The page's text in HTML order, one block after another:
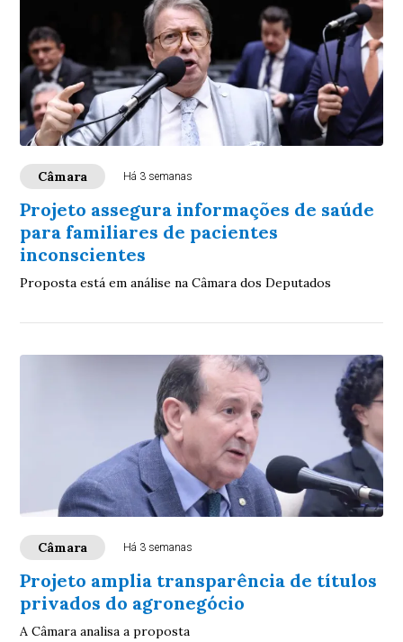
Câmara Há 3 semanas
Projeto assegura informações de saúde
para familiares de pacientes
inconscientes
Proposta está em análise na Câmara dos Deputados
Câmara Há 3 semanas
Projeto amplia transparência de títulos
privados do agronegócio
A Câmara analisa a proposta